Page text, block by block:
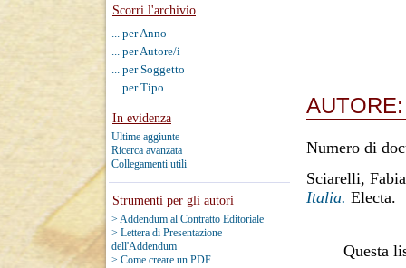
Scorri l'archivio
... per Anno
... per Autore/i
... per Soggetto
... per Tipo
In evidenza
Ultime aggiunte
Ricerca avanzata
Collegamenti utili
Strumenti per gli autori
> Addendum al Contratto Editoriale
> Lettera di Presentazione
dell'Addendum
> Come creare un PDF
Numero di
Sciarelli,
Italia. Electa.
Questa